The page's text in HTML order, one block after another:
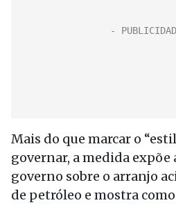
Mais do que marcar o
governar, a medida expõe
governo sobre o arranjo
de petróleo e mostra